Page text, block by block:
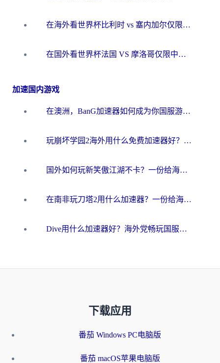
在海外看世界杯比利时 vs 塞内加尔仅限中国大陆？我找到了最流畅的中文解说之路
在国外看世界杯法国 VS 摩洛哥仅限中国大陆？海外党这样看中文解说赛事不卡顿
加速国内游戏
在澳洲，BanG加速器如何成为你国服游戏的“时光机”？
玩崩坏学园2海外用什么免费加速器好？2026海外党亲测国服游戏加速指南
国外如何玩新笑傲江湖不卡？一份给海外游子的终极网络指南
在南非玩刀塔2用什么加速器？一份给海外游子的终极生存指南
Dive用什么加速器好？海外党畅玩国服游戏的终极避坑指南
下载应用
番茄 Windows PC电脑版
番茄 macOS苹果电脑版